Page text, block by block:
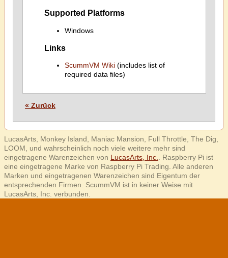
Supported Platforms
Windows
Links
ScummVM Wiki(includes list of
required data files)
« Zurück
LucasArts, Monkey Island, Maniac Mansion, Full Throttle, The Dig,
LOOM, und wahrscheinlich noch viele weitere mehr sind
eingetragene Warenzeichen von LucasArts, Inc.
. Raspberry Pi ist
eine eingetragene Marke von Raspberry Pi Trading. Alle anderen
Marken und eingetragenen Warenzeichen sind Eigentum der
entsprechenden Firmen. ScummVM ist in keiner Weise mit
LucasArts, Inc. verbunden.